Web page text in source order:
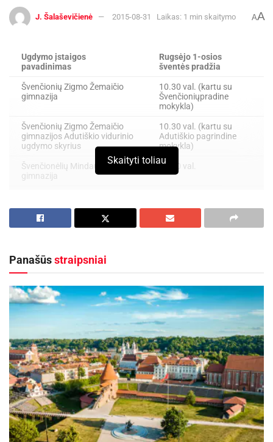
J. Šalaševičienė 2015-08-31 Laikas: 1 min skaitymo AA
Ugdymo įstaigos
pavadinimas
Rugsėjo 1-osios
šventės pradžia
Švenčionių Zigmo Žemaičio
gimnazija
10.30 val. (kartu su
Švenčioniųpradine
mokykla)
Švenčionių Zigmo Žemaičio
gimnazijos Adutiškio vidurinio
ugdymo skyrius
10.30 val. (kartu su
Adutiškio pagrindine
mokykla)
Švenčionėlių Mindaugo
gimnazija
11.00 val.
Pabradės „Žeimenos“
gimnazija
9.00 val.
jaunimo mokykla
Adutiškio pagrindinė mokykla
Adutiškio pagrindinės
mokyklos Svirkų skyrius
9.00 val.
Švenčionių progimnazija 10.30 val.
Švenčionėlių progimnazija 9.00 val.
Švenčionių pradinė mokykla
10.30 val. (kartu su
Švenčionių Zigmo
Žemaičio gimnazija)
Švenčionių profesinio rengimo
centras
9.00 val.
Švenčionių J. Siniaus meno
14.00 val.
Skaityti toliau
Panašūsstraipsniai